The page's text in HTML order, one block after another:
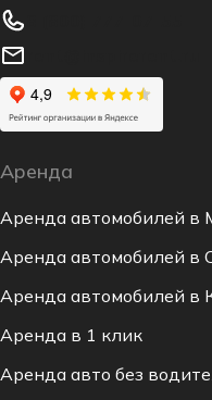
Аренда
Аренда автомобилей в
Аренда автомобилей в
Аренда автомобилей в
Аренда в 1 клик
Аренда авто без